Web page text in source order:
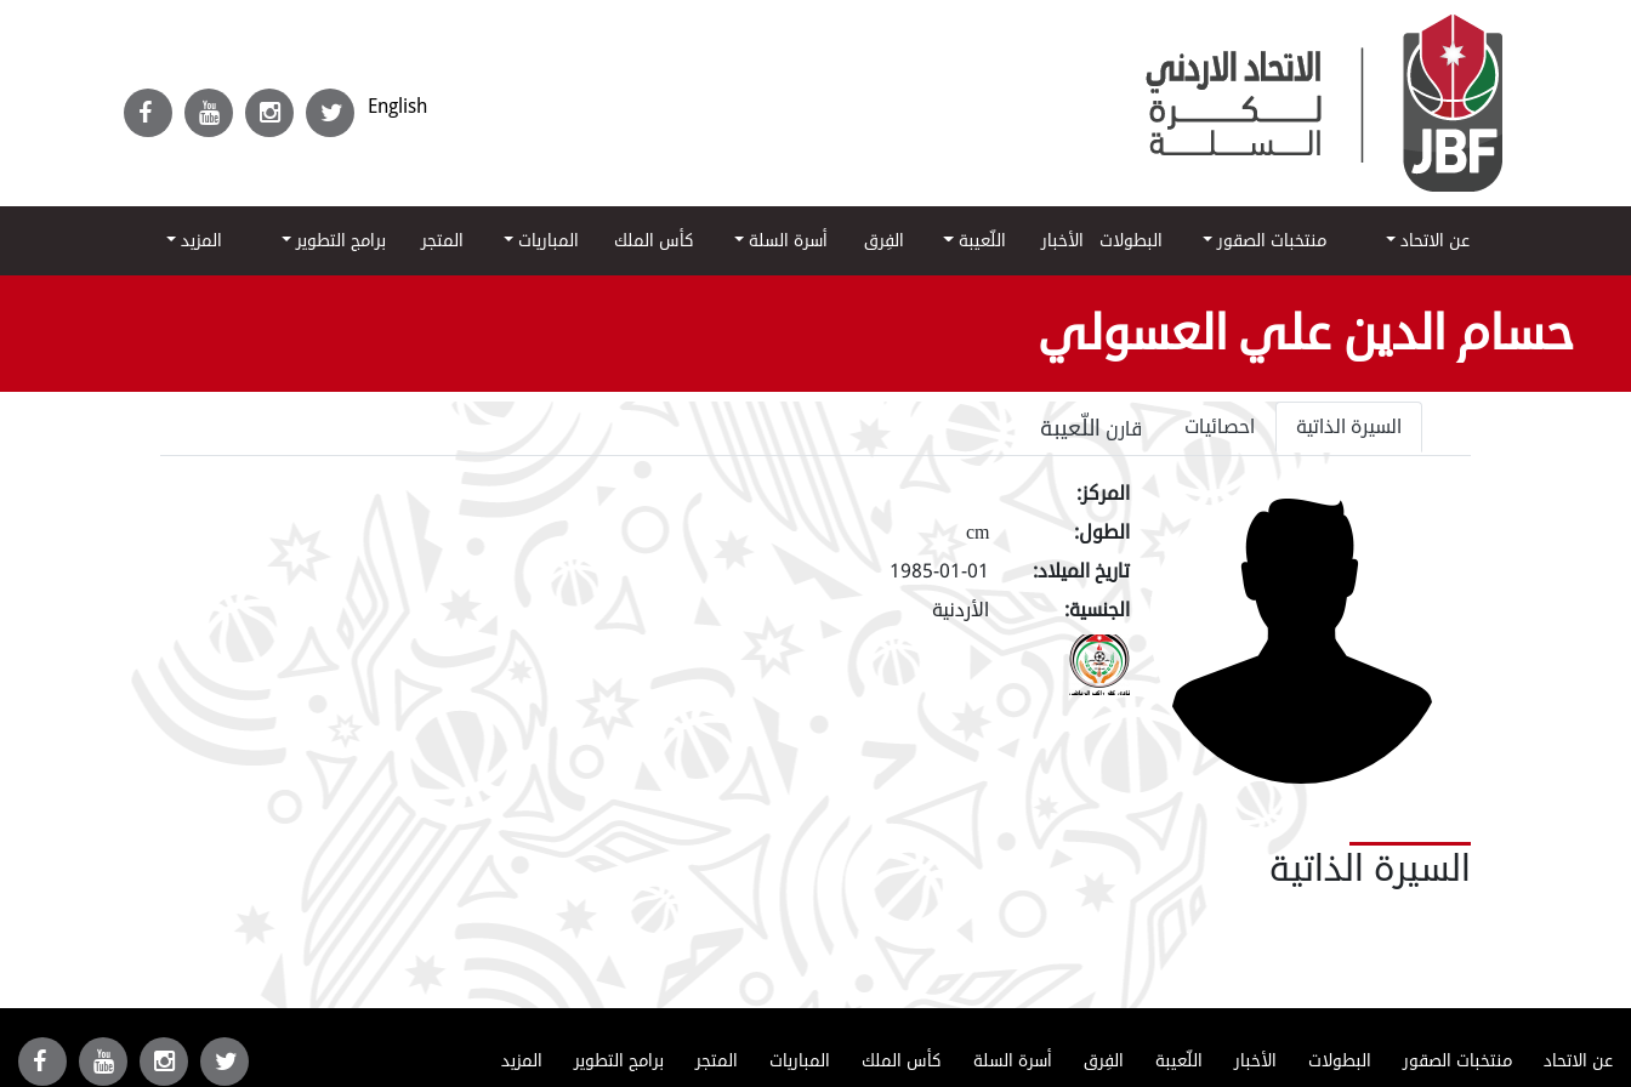
English
عن الاتحاد منتخبات الصقور البطولات الأخبار اللّعيبة الفِرق أسرة السلة كأس الملك المباريات المتجر برامج التطوير المزيد
حسام الدين علي العسولي
السيرة الذاتية احصائيات قارن اللّعيبة
المركز:
الطول:
cm
تاريخ الميلاد:
1985-01-01
الجنسية:
الأردنية
السيرة الذاتية
عن الاتحاد منتخبات الصقور البطولات الأخبار اللّعيبة الفِرق أسرة السلة كأس الملك المباريات المتجر برامج التطوير المزيد